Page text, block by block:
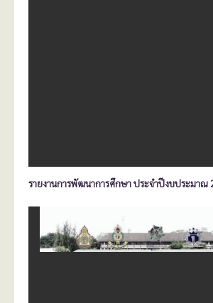
รายงานการพัฒนาการศึกษา ประจำปีงบประมาณ